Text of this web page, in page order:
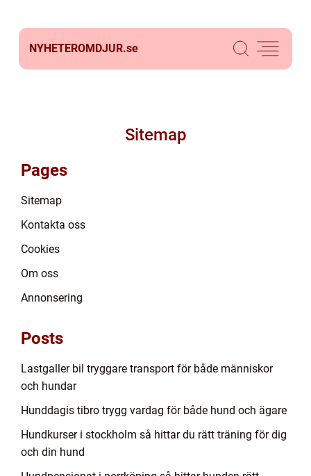
NYHETEROMDJUR.se
Sitemap
Pages
Sitemap
Kontakta oss
Cookies
Om oss
Annonsering
Posts
Lastgaller bil tryggare transport för både människor
och hundar
Hunddagis tibro trygg vardag för både hund och ägare
Hundkurser i stockholm så hittar du rätt träning för dig
och din hund